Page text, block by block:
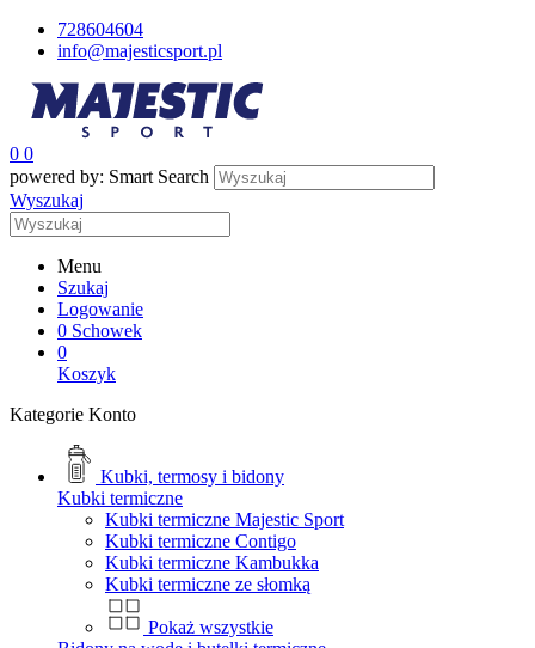
728604604
info@majesticsport.pl
0 0
powered by: Smart Search
Wyszukaj
Menu
Szukaj
Logowanie
0 Schowek
0
Koszyk
Kategorie Konto
Kubki, termosy i bidony
Kubki termiczne
Kubki termiczne Majestic Sport
Kubki termiczne Contigo
Kubki termiczne Kambukka
Kubki termiczne ze słomką
Pokaż wszystkie